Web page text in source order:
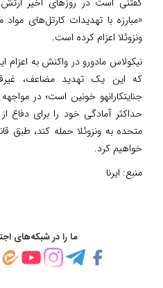
«مبارزه با تهدیدات کارتل‌های
ونزوئلا اعزام کرده است.
نیکولاس مادورو در واکنش به اعزام
که این یک تهدید مضاعف،
جنایتکارانهو خونین است؛ در
حداکثر آمادگی خود را برای دفاع از
متحده به ونزوئلا حمله کند، طبق
خواهیم کرد.
منبع: ایرنا
ما را در شبکه‌های